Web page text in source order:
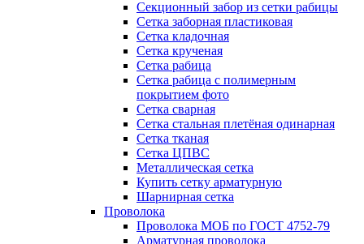
Секционный забор из сетки рабицы
Сетка заборная пластиковая
Сетка кладочная
Сетка крученая
Сетка рабица
Сетка рабица с полимерным
покрытием фото
Сетка сварная
Сетка стальная плетёная одинарная
Сетка тканая
Сетка ЦПВС
Металлическая сетка
Купить сетку арматурную
Шарнирная сетка
Проволока
Проволока МОБ по ГОСТ 4752-79
Арматурная проволока